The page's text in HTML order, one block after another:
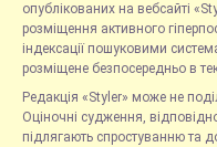
опублікованих на вебсайті
розміщення активного
індексації пошуковими
розміщене безпосередньо в
Редакція «Styler» може не
Оціночні судження,
підлягають спростуванню та